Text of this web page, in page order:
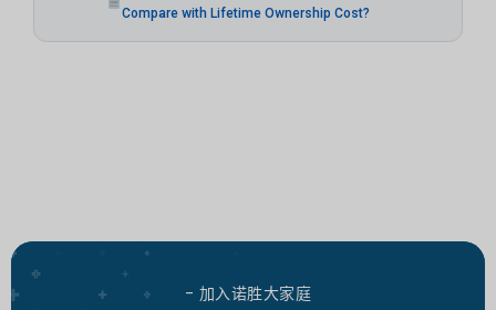
Compare with Lifetime Ownership Cost?
- 加入诺胜大家庭